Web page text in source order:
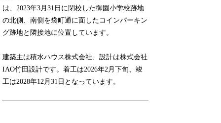
は、2023年3月31日に閉校した御園小学校跡地
の北側、南側を袋町通に面したコインパーキン
グ跡地と隣接地に位置しています。
建築主は積水ハウス株式会社、設計は株式会社
IAO竹田設計です。着工は2026年2月下旬、竣
工は2028年12月31日となっています。